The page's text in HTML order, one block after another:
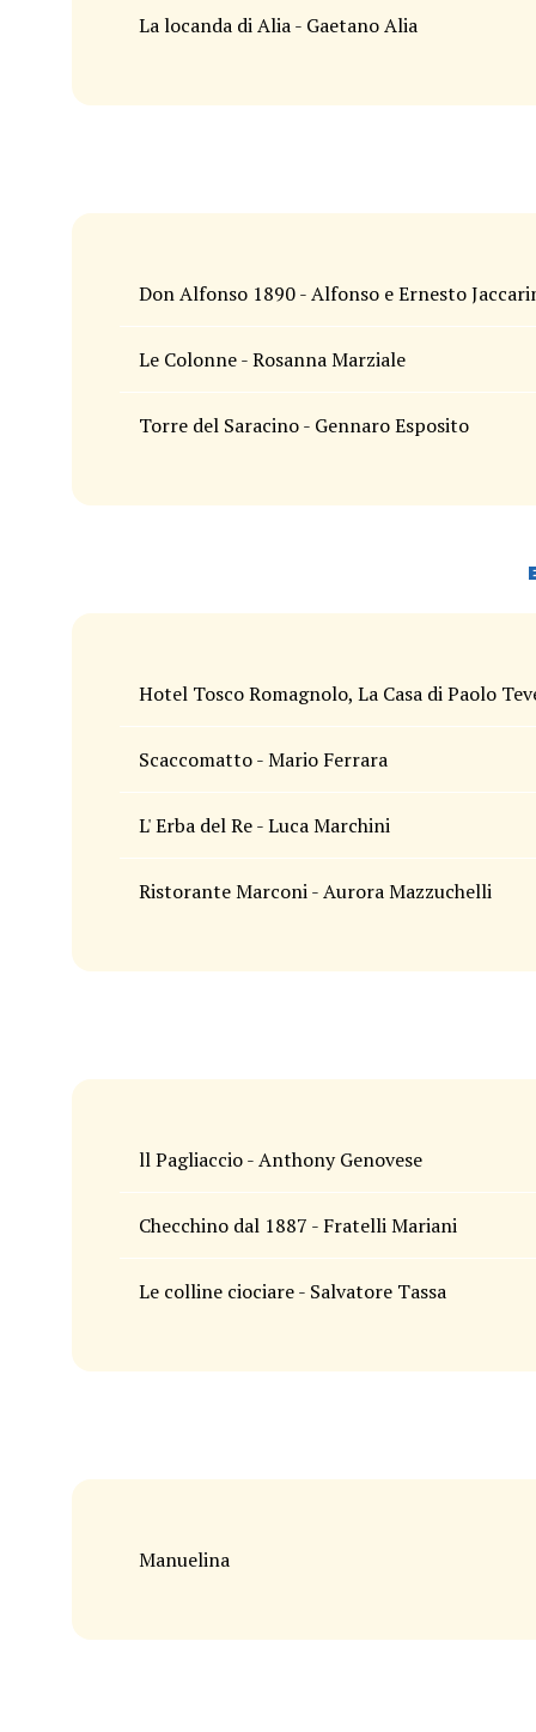
La locanda di Alia - Gaetano Alia
Don Alfonso 1890 - Alfonso e Ernesto
Le Colonne - Rosanna Marziale
Torre del Saracino - Gennaro Esposito
Hotel Tosco Romagnolo, La Casa di Paolo
Scaccomatto - Mario Ferrara
L' Erba del Re - Luca Marchini
Ristorante Marconi - Aurora Mazzuchelli
ll Pagliaccio - Anthony Genovese
Checchino dal 1887 - Fratelli Mariani
Le colline ciociare - Salvatore Tassa
Manuelina